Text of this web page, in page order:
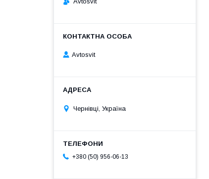
Avtosvit
Чернівці, Україна
+380 (50) 956-06-13